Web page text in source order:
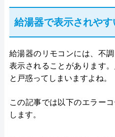
給湯器で表示されや
給湯器のリモコンには、不
表示されることがあります
と戸惑ってしまいますよね。
この記事では以下のエラー
します。